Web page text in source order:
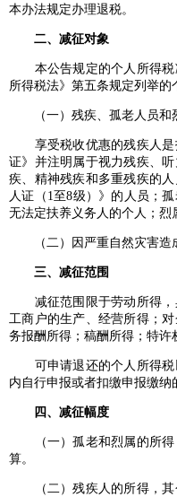
本办法规定办理退税。
二、减征对象
本公告规定的个人所得税
所得税法》第五条规定列举的
（一）残疾、孤老人员和
享受税收优惠的残疾人是
证》并注明属于视力残疾、
疾、精神残疾和多重残疾的
人证（1至8级）》的人员；
无法定扶养义务人的个人；烈
（二）因严重自然灾害造
三、减征范围
减征范围限于劳动所得，
工商户的生产、经营所得；
务报酬所得；稿酬所得；特许
可申请退还的个人所得税
内自行申报或者扣缴申报缴纳
四、减征幅度
（一）孤老和烈属的所得
算。
（二）残疾人的所得，其